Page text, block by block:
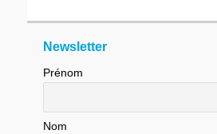
Newsletter
Prénom
Nom